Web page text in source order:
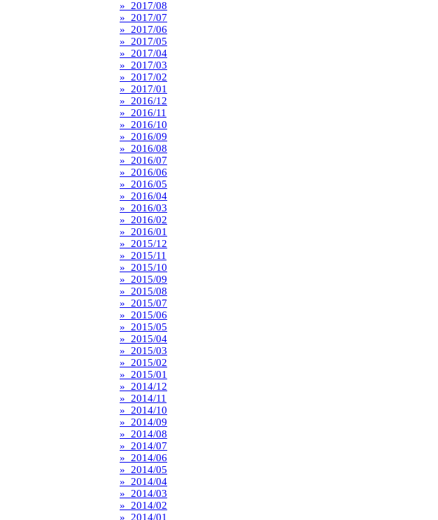
» 2017/08
» 2017/07
» 2017/06
» 2017/05
» 2017/04
» 2017/03
» 2017/02
» 2017/01
» 2016/12
» 2016/11
» 2016/10
» 2016/09
» 2016/08
» 2016/07
» 2016/06
» 2016/05
» 2016/04
» 2016/03
» 2016/02
» 2016/01
» 2015/12
» 2015/11
» 2015/10
» 2015/09
» 2015/08
» 2015/07
» 2015/06
» 2015/05
» 2015/04
» 2015/03
» 2015/02
» 2015/01
» 2014/12
» 2014/11
» 2014/10
» 2014/09
» 2014/08
» 2014/07
» 2014/06
» 2014/05
» 2014/04
» 2014/03
» 2014/02
» 2014/01